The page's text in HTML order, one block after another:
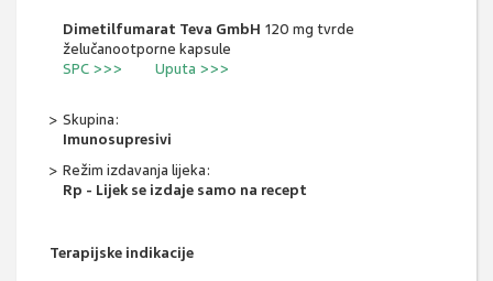
Dimetilfumarat Teva GmbH 120 mg tvrde
želučanootporne kapsule
SPC >>>
Uputa >>>
Skupina:
Imunosupresivi
Režim izdavanja lijeka:
Rp - Lijek se izdaje samo na recept
Terapijske indikacije